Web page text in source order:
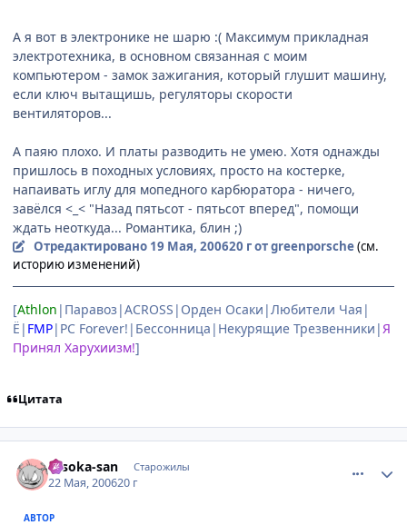
А я вот в электронике не шарю :( Максимум прикладная
электротехника, в основном связанная с моим
компьютером - замок зажигания, который глушит машину,
если ключ вытащишь, регуляторы скорости
вентиляторов...
А паяю плохо. И платы разводить не умею. Хотя однажды
пришлось в походных условиях, просто на костерке,
напаивать иглу для мопедного карбюратора - ничего,
завёлся <_< "Назад пятьсот - пятьсот вперед", помощи
ждать неоткуда... Романтика, блин ;)
Отредактировано 19 Мая, 200620 гот greenporsche(см.
историю изменений)
[Athlon |Паравоз|ACROSS|Орден Осаки|Любители Чая|
Ё| FMP|PC Forever!|Бессонница|Некурящие Трезвенники|Я
Принял Харухиизм!]
Цитата
Hisoka-san Старожилы
22 Мая, 200620 г
АВТОР